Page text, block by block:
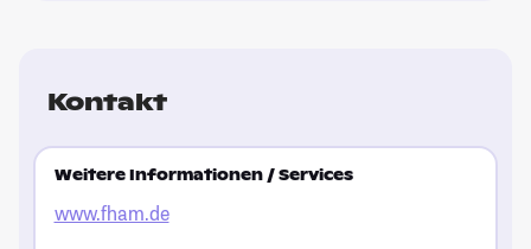
Kontakt
Weitere Informationen / Services
www.fham.de